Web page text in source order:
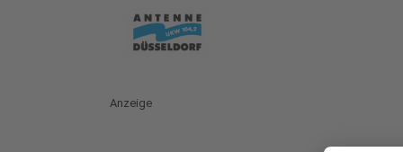
Anzeige